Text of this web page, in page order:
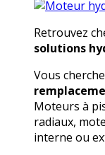
Retrouvez
solutions
Vous
Moteurs à
radiaux,
interne ou